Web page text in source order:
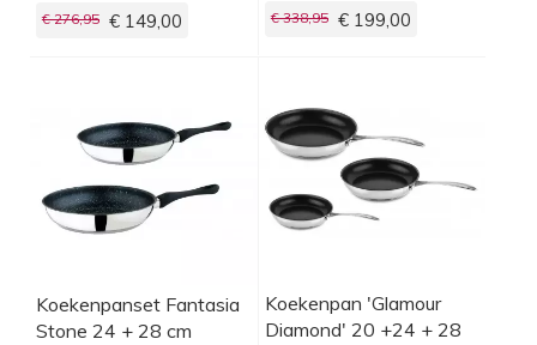
€ 276,95 € 149,00 € 338,95 € 199,00
Koekenpanset Fantasia
Stone 24 + 28 cm
Koekenpan 'Glamour
Diamond' 20 +24 + 28